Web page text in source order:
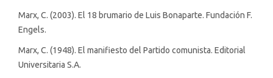
Marx, C. (2003). El 18 brumario de Luis Bonaparte. Fundación F.
Engels.
Marx, C. (1948). El manifiesto del Partido comunista. Editorial
Universitaria S.A.